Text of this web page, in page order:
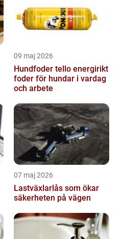
09 maj 2026
Hundfoder tello energirikt
foder för hundar i vardag
och arbete
07 maj 2026
Lastväxlarlås som ökar
säkerheten på vägen